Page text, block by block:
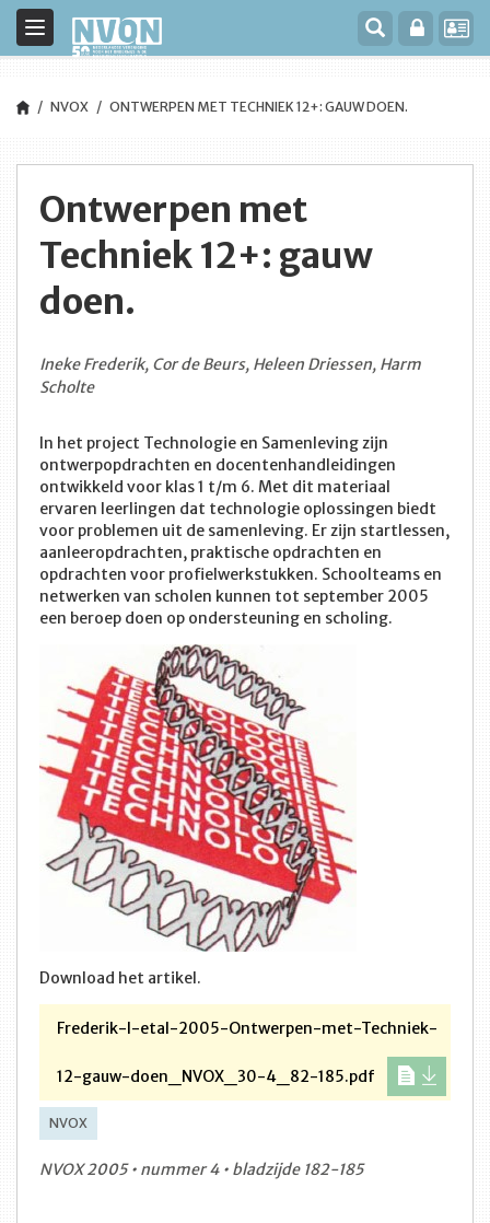
Toggle
navigation
NVOX ONTWERPEN MET TECHNIEK 12+: GAUW DOEN.
Ontwerpen met
Techniek 12+: gauw
doen.
Ineke Frederik, Cor de Beurs, Heleen Driessen, Harm
Scholte
In het project Technologie en Samenleving zijn
ontwerpopdrachten en docentenhandleidingen
ontwikkeld voor klas 1 t/m 6. Met dit materiaal
ervaren leerlingen dat technologie oplossingen biedt
voor problemen uit de samenleving. Er zijn startlessen,
aanleeropdrachten, praktische opdrachten en
opdrachten voor profielwerkstukken. Schoolteams en
netwerken van scholen kunnen tot september 2005
een beroep doen op ondersteuning en scholing.
Download het artikel.
Frederik-I-etal-2005-Ontwerpen-met-Techniek-
12-gauw-doen_NVOX_30-4_82-185.pdf
NVOX
NVOX 2005 • nummer 4 • bladzijde 182-185